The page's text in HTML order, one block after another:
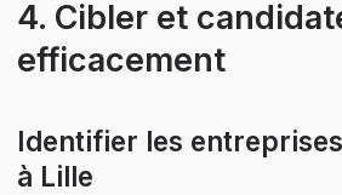
4. Cibler et
efficacement
Identifier les
à Lille